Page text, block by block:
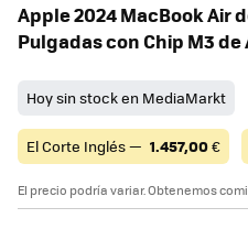
Apple 2024 MacBook Air
Pulgadas con Chip M3 de
Hoy sin stock en MediaMarkt
El Corte Inglés — 1.457,00€
El precio podría variar. Obtenemos